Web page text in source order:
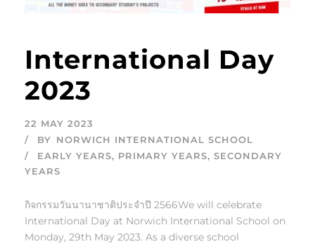
International Day
2023
22 MAY 2023
BY NORWICH INTERNATIONAL SCHOOL
EARLY YEARS, PRIMARY YEARS, SECONDARY
YEARS
กิจกรรมวันนานาชาติประจำปี 2566We will celebrate
International Day at Norwich International School on
Monday, 29th May 2023. As a diverse school